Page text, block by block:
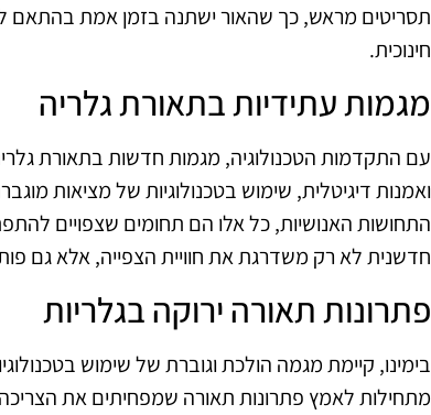
תסריטים מראש, כך שהאור ישתנה בזמן אמת בהתאם
חינוכית.
מגמות עתידיות בתאורת גלריה
עם התקדמות הטכנולוגיה, מגמות חדשות בתאורת
ואמנות דיגיטלית, שימוש בטכנולוגיות של מציאות
התחושות האנושיות, כל אלו הם תחומים שצפויים
חדשנית לא רק משדרגת את חוויית הצפייה, אלא גם
פתרונות תאורה ירוקה בגלריות
בימינו, קיימת מגמה הולכת וגוברת של שימוש
מתחילות לאמץ פתרונות תאורה שמפחיתים את